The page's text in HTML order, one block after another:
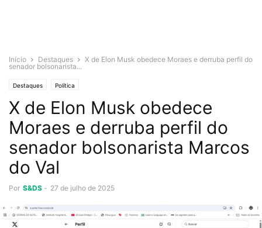
Início Destaques
X de Elon Musk obedece Moraes e derruba perfil do
senador bolsonarista...
Destaques Política
X de Elon Musk obedece
Moraes e derruba perfil do
senador bolsonarista Marcos
do Val
Por S&DS - 27 de julho de 2025